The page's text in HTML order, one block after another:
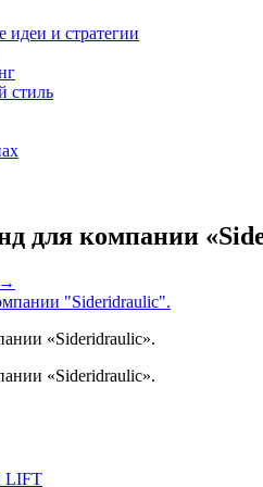
идеи и стратегии
стиль
для компании
«Sideridraulic».
«Sideridraulic».
LIFT